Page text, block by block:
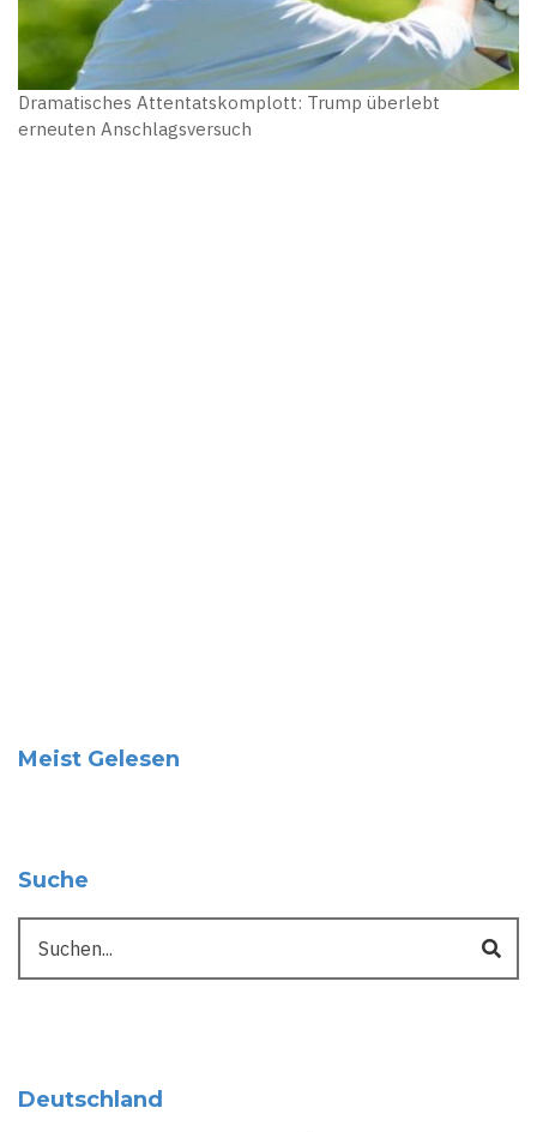
Dramatisches Attentatskomplott: Trump überlebt
erneuten Anschlagsversuch
Meist Gelesen
Suche
Deutschland